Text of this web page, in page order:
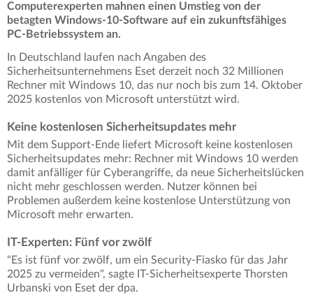
Computerexperten mahnen einen Umstieg von der
betagten Windows-10-Software auf ein zukunftsfähiges
PC-Betriebssystem an.
In Deutschland laufen nach Angaben des
Sicherheitsunternehmens Eset derzeit noch 32 Millionen
Rechner mit Windows 10, das nur noch bis zum 14. Oktober
2025 kostenlos von Microsoft unterstützt wird.
Keine kostenlosen Sicherheitsupdates mehr
Mit dem Support-Ende liefert Microsoft keine kostenlosen
Sicherheitsupdates mehr: Rechner mit Windows 10 werden
damit anfälliger für Cyberangriffe, da neue Sicherheitslücken
nicht mehr geschlossen werden. Nutzer können bei
Problemen außerdem keine kostenlose Unterstützung von
Microsoft mehr erwarten.
IT-Experten: Fünf vor zwölf
"Es ist fünf vor zwölf, um ein Security-Fiasko für das Jahr
2025 zu vermeiden", sagte IT-Sicherheitsexperte Thorsten
Urbanski von Eset der dpa.